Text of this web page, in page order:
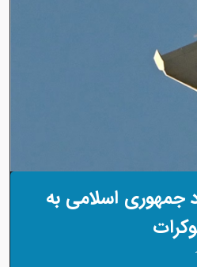
جمهوری اسلامی به